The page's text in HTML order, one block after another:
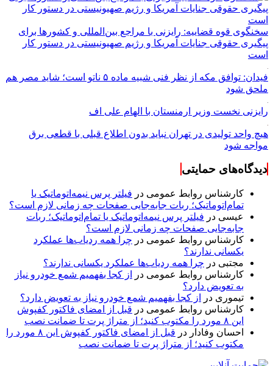
سخنگوی قوه قضاییه: رایزنی‌ با مراجع بین‌المللی و کشور‌ها برای
پیگیری حقوقی جنایات آمریکا و رژیم صهیونیستی در دستور کار
است
فیدان: توافق مکه از نظر فنی شبیه ماده ۵ ناتو است؛ شاید مصر هم
ملحق شود
رایزنی نخست وزیر ارمنستان با الهام علی اف
هیچ واحد تولیدی در تهران نباید بدون اطلاع قبلی با قطعی برق
مواجه شود
دیدگاه‌های حمایتی
کارشناس روابط عمومی در فیلتر پرس نیمه‌اتوماتیک یا
تمام‌اتوماتیک؛ ربات جابه‌جایی صفحات چه زمانی لازم است؟
عیسی در فیلتر پرس نیمه‌اتوماتیک یا تمام‌اتوماتیک؛ ربات
جابه‌جایی صفحات چه زمانی لازم است؟
کارشناس روابط عمومی در چرا همه ردیاب‌ها عملکرد
یکسانی ندارند؟
مجتبی در چرا همه ردیاب‌ها عملکرد یکسانی ندارند؟
کارشناس روابط عمومی در
از کجا بفهمیم شمع خودرو نیاز
به تعویض دارد؟
تیموری در
از کجا بفهمیم شمع خودرو نیاز به تعویض دارد؟
کارشناس روابط عمومی در قبل از امضای فاکتور کفپوش
این ۸ مورد را مکتوب کنید؛ از متراژ پرت تا ضمانت نصب
احسان وفادار در
قبل از امضای فاکتور کفپوش این ۸ مورد را
مکتوب کنید؛ از متراژ پرت تا ضمانت نصب